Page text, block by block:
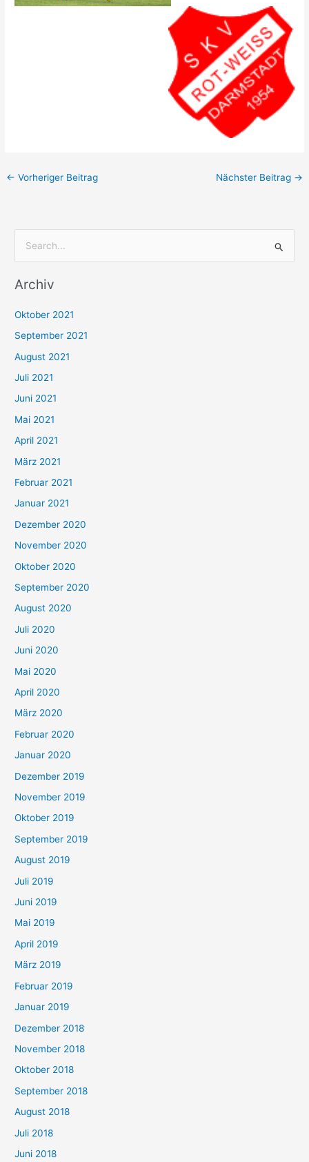
← Vorheriger Beitrag Nächster Beitrag →
c
n
n
a
c
h
:
Archiv
Oktober 2021
September 2021
August 2021
Juli 2021
Juni 2021
Mai 2021
April 2021
März 2021
Februar 2021
Januar 2021
Dezember 2020
November 2020
Oktober 2020
September 2020
August 2020
Juli 2020
Juni 2020
Mai 2020
April 2020
März 2020
Februar 2020
Januar 2020
Dezember 2019
November 2019
Oktober 2019
September 2019
August 2019
Juli 2019
Juni 2019
Mai 2019
April 2019
März 2019
Februar 2019
Januar 2019
Dezember 2018
November 2018
Oktober 2018
September 2018
August 2018
Juli 2018
Juni 2018